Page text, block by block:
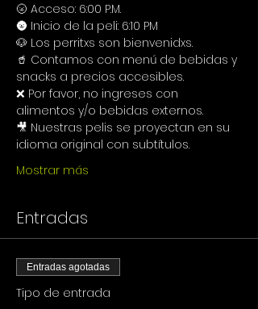
🌝 Acceso: 6:00 P.M.
🌚 Inicio de la peli: 6:10 PM
🐶 Los perritxs son bienvenidxs.
🥤 Contamos con menú de bebidas y
snacks a precios accesibles.
❌ Por favor, no ingreses con
alimentos y/o bebidas externos.
🎥 Nuestras pelis se proyectan en su
idioma original con subtítulos.
Mostrar más
Entradas
Entradas agotadas
Tipo de entrada